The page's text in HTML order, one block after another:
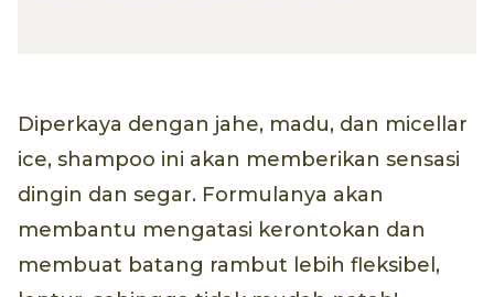
Diperkaya dengan jahe, madu, dan micellar
ice, shampoo ini akan memberikan sensasi
dingin dan segar. Formulanya akan
membantu mengatasi kerontokan dan
membuat batang rambut lebih fleksibel,